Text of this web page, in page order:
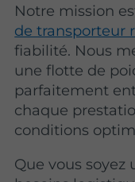
Notre mission
de transporteur
fiabilité. Nous
une flotte de
parfaitement
chaque
conditions
Que vous soyez